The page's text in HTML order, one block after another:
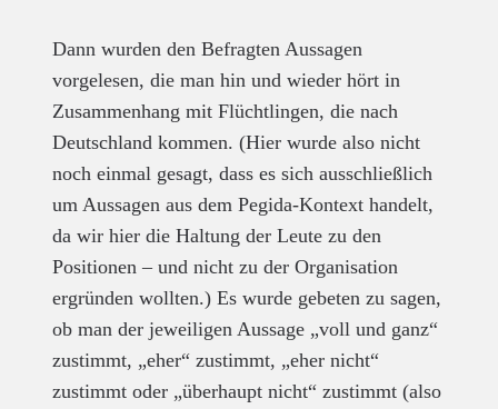
Dann wurden den Befragten Aussagen
vorgelesen, die man hin und wieder hört in
Zusammenhang mit Flüchtlingen, die nach
Deutschland kommen. (Hier wurde also nicht
noch einmal gesagt, dass es sich ausschließlich
um Aussagen aus dem Pegida-Kontext handelt,
da wir hier die Haltung der Leute zu den
Positionen – und nicht zu der Organisation
ergründen wollten.) Es wurde gebeten zu sagen,
ob man der jeweiligen Aussage „voll und ganz“
zustimmt, „eher“ zustimmt, „eher nicht“
zustimmt oder „überhaupt nicht“ zustimmt (also